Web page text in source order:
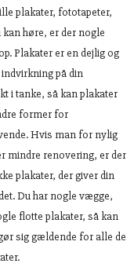
plakater, fototapeter,
høre, er der nogle
Plakater er en dejlig og
på din
i tanke, så kan plakater
former for
Hvis man for nylig
mindre renovering, er der
plakater, der giver din
Du har nogle vægge,
flotte plakater, så kan
sig gældende for alle de